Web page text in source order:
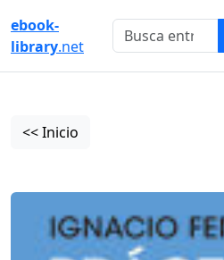
ebook-
library.net
<< Inicio